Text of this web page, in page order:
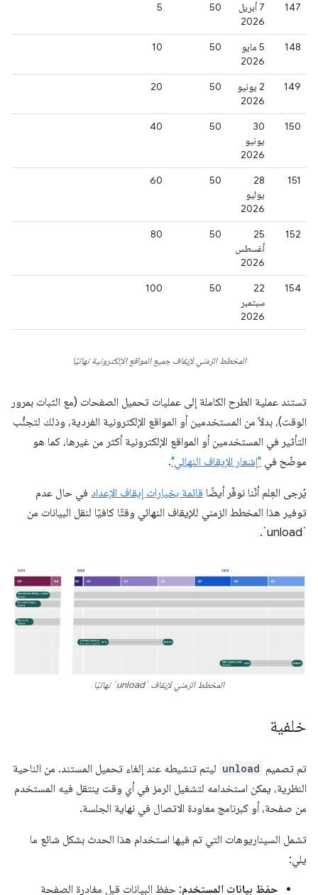
147
‫7 أبريل
2026
50
5
148
‫5 مايو
2026
50
10
149
‫2 يونيو
2026
50
20
150
‫30
يونيو
2026
50
40
151
‫28
يوليو
2026
50
60
152
‫25
أغسطس
2026
50
80
154
‫22
سبتمبر
2026
50
100
المخطط الزمني لإيقاف جميع المواقع الإلكترونية نهائيًا
تستند عملية الطرح الكاملة إلى عمليات تحميل الصفحات (مع الثبات بمرور
الوقت)، بدلاً من المستخدمين أو المواقع الإلكترونية الفردية، وذلك لتجنُّب
التأثير في المستخدمين أو المواقع الإلكترونية أكثر من غيرها، كما هو
موضّح في "إشعار الإيقاف النهائي".
يُرجى العِلم أنّنا نوفّر أيضًا قائمة بخيارات إيقاف الإعداد في حال عدم
توفير هذا المخطط الزمني للإيقاف النهائي وقتًا كافيًا لنقل البيانات من
`unload`.
المخطط الزمني لإيقاف `unload` نهائيًا
خلفية
تم تصميم unload ليتم تنشيطه عند إلغاء تحميل المستند. من الناحية
النظرية، يمكن استخدامه لتشغيل الرمز في أي وقت ينتقل فيه المستخدم
من صفحة، أو كبرنامج معاودة الاتصال في نهاية الجلسة.
تشمل السيناريوهات التي تم فيها استخدام هذا الحدث بشكل شائع ما
يلي:
حفظ بيانات المستخدم: حفظ البيانات قبل مغادرة الصفحة